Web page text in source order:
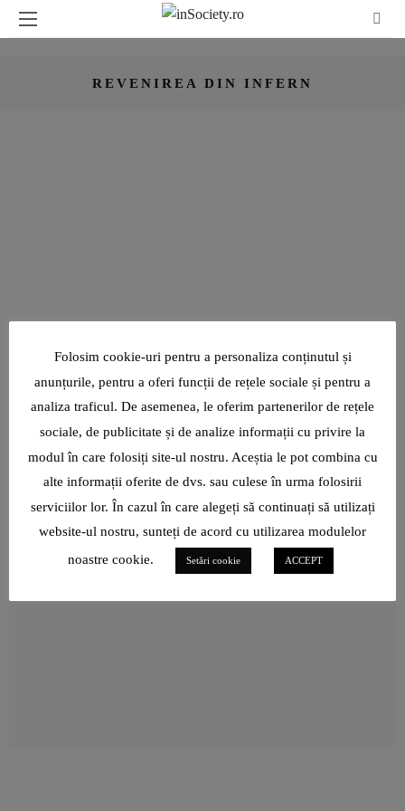
REVENIREA DIN INFERN
ADRIAN ȘOVEA FACE BINE PRIN SPORT: ALEARGĂ PENTRU
NEUROCHIRURGUL VLAD CIUREA: „NU CUNOSC CUVÂNTUL
VÂRSTĂ!”
PĂREA CĂ-MI FUGE DE SUB PICIOARE, NU ȘTIAM CĂ ICARTE,
IPARTE E AUR PENTRU MINE!”
ALUATUL DE PIZZA L-A REINVENTAT PE VLAD HOLICOV DE LA
DI NAPO, LA 40 DE ANI: „AM INVESTIT ÎN ACEST PRODUS
TOATE ELEMENTELE PE CARE COPILUL DIN MINE ȘI LE PUNEA
ÎN ACTIVIȚĂȚILE SALE- BUCURIE, PASIUNE, DORINȚĂ,
DRAGOSTE!”
Folosim cookie-uri pentru a personaliza conținutul și
anunțurile, pentru a oferi funcții de rețele sociale și pentru a
analiza traficul. De asemenea, le oferim partenerilor de rețele
sociale, de publicitate și de analize informații cu privire la
modul în care folosiți site-ul nostru. Aceștia le pot combina cu
alte informații oferite de dvs. sau culese în urma folosirii
serviciilor lor. În cazul în care alegeți să continuați să utilizați
website-ul nostru, sunteți de acord cu utilizarea modulelor
noastre cookie.
Setări cookie ACCEPT